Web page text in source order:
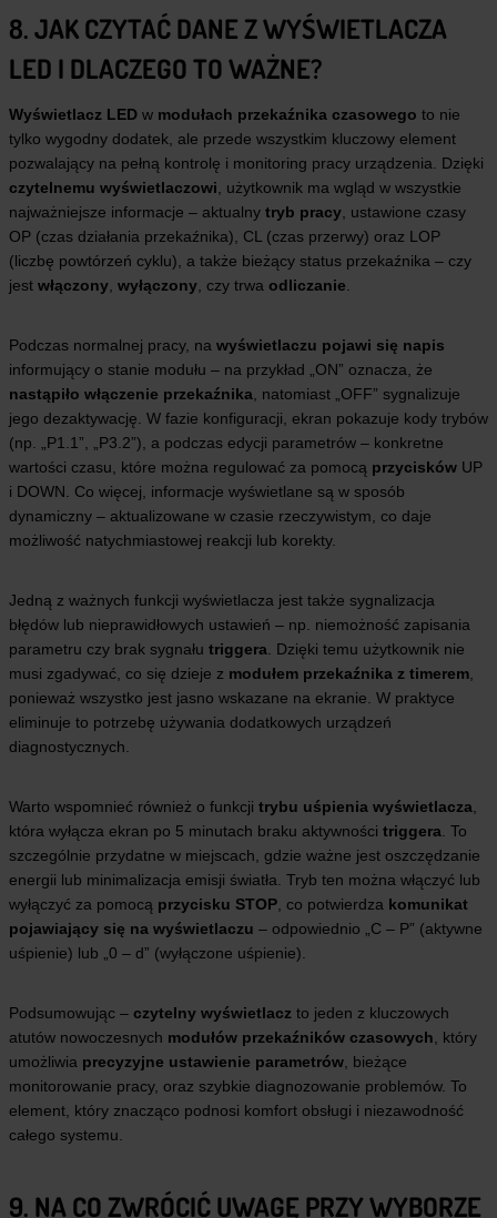
8. JAK CZYTAĆ DANE Z WYŚWIETLACZA
LED I DLACZEGO TO WAŻNE?
Wyświetlacz LED w modułach przekaźnika czasowego to nie
tylko wygodny dodatek, ale przede wszystkim kluczowy element
pozwalający na pełną kontrolę i monitoring pracy urządzenia. Dzięki
czytelnemu wyświetlaczowi , użytkownik ma wgląd w wszystkie
najważniejsze informacje – aktualny tryb pracy , ustawione czasy
OP (czas działania przekaźnika), CL (czas przerwy) oraz LOP
(liczbę powtórzeń cyklu), a także bieżący status przekaźnika – czy
jest włączony wyłączony , czy trwa odliczanie
Podczas normalnej pracy, na wyświetlaczu pojawi się napis
informujący o stanie modułu – na przykład „ON” oznacza, że
nastąpiło włączenie przekaźnika , natomiast „OFF” sygnalizuje
jego dezaktywację. W fazie konfiguracji, ekran pokazuje kody trybów
(np. „P1.1”, „P3.2”), a podczas edycji parametrów – konkretne
wartości czasu, które można regulować za pomocą przycisków UP
i DOWN. Co więcej, informacje wyświetlane są w sposób
dynamiczny – aktualizowane w czasie rzeczywistym, co daje
możliwość natychmiastowej reakcji lub korekty.
Jedną z ważnych funkcji wyświetlacza jest także sygnalizacja
błędów lub nieprawidłowych ustawień – np. niemożność zapisania
parametru czy brak sygnału triggera . Dzięki temu użytkownik nie
musi zgadywać, co się dzieje z modułem przekaźnika z timerem
ponieważ wszystko jest jasno wskazane na ekranie. W praktyce
eliminuje to potrzebę używania dodatkowych urządzeń
diagnostycznych.
Warto wspomnieć również o funkcji trybu uśpienia wyświetlacza
która wyłącza ekran po 5 minutach braku aktywności triggera . To
szczególnie przydatne w miejscach, gdzie ważne jest oszczędzanie
energii lub minimalizacja emisji światła. Tryb ten można włączyć lub
wyłączyć za pomocą przycisku STOP , co potwierdza komunikat
pojawiający się na wyświetlaczu – odpowiednio „C – P” (aktywne
uśpienie) lub „0 – d” (wyłączone uśpienie).
Podsumowując – czytelny wyświetlacz to jeden z kluczowych
atutów nowoczesnych modułów przekaźników czasowych , który
umożliwia precyzyjne ustawienie parametrów , bieżące
monitorowanie pracy, oraz szybkie diagnozowanie problemów. To
element, który znacząco podnosi komfort obsługi i niezawodność
całego systemu.
9. NA CO ZWRÓCIĆ UWAGĘ PRZY WYBORZE